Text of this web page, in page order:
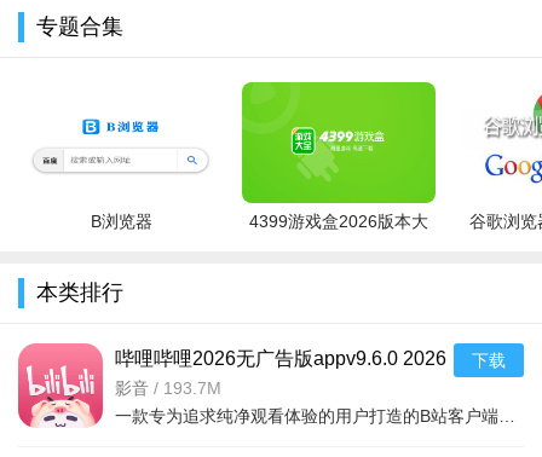
2026最新版本
专题合集
B浏览器
4399游戏盒2026版本大
谷歌浏览
本类排行
哔哩哔哩2026无广告版appv9.6.0 2026
手机版
影音 / 193.7M
下载